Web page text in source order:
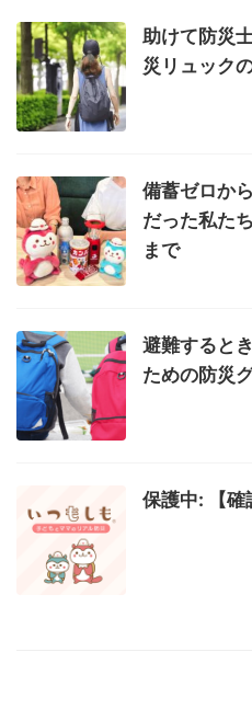
助けて防災
災リュック
備蓄ゼロか
だった私た
まで
避難すると
ための防災
保護中: 【確